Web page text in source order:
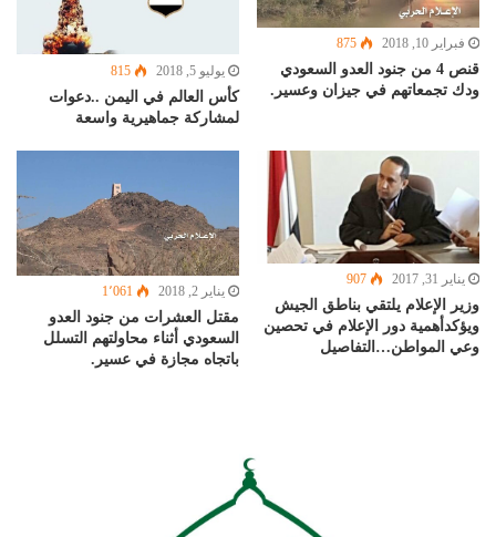
فبراير 10, 2018 875
قنص 4 من جنود العدو السعودي
ودك تجمعاتهم في جيزان وعسير.
يوليو 5, 2018 815
كأس العالم في اليمن ..دعوات
لمشاركة جماهيرية واسعة
يناير 31, 2017 907
وزير الإعلام يلتقي بناطق الجيش
ويؤكدأهمية دور الإعلام في تحصين
وعي المواطن…التفاصيل
يناير 2, 2018 1٬061
مقتل العشرات من جنود العدو
السعودي أثناء محاولتهم التسلل
باتجاه مجازة في عسير.